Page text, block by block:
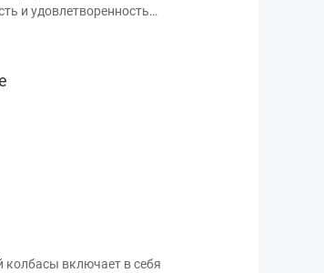
и удовлетворенность
колбасы включает в себя